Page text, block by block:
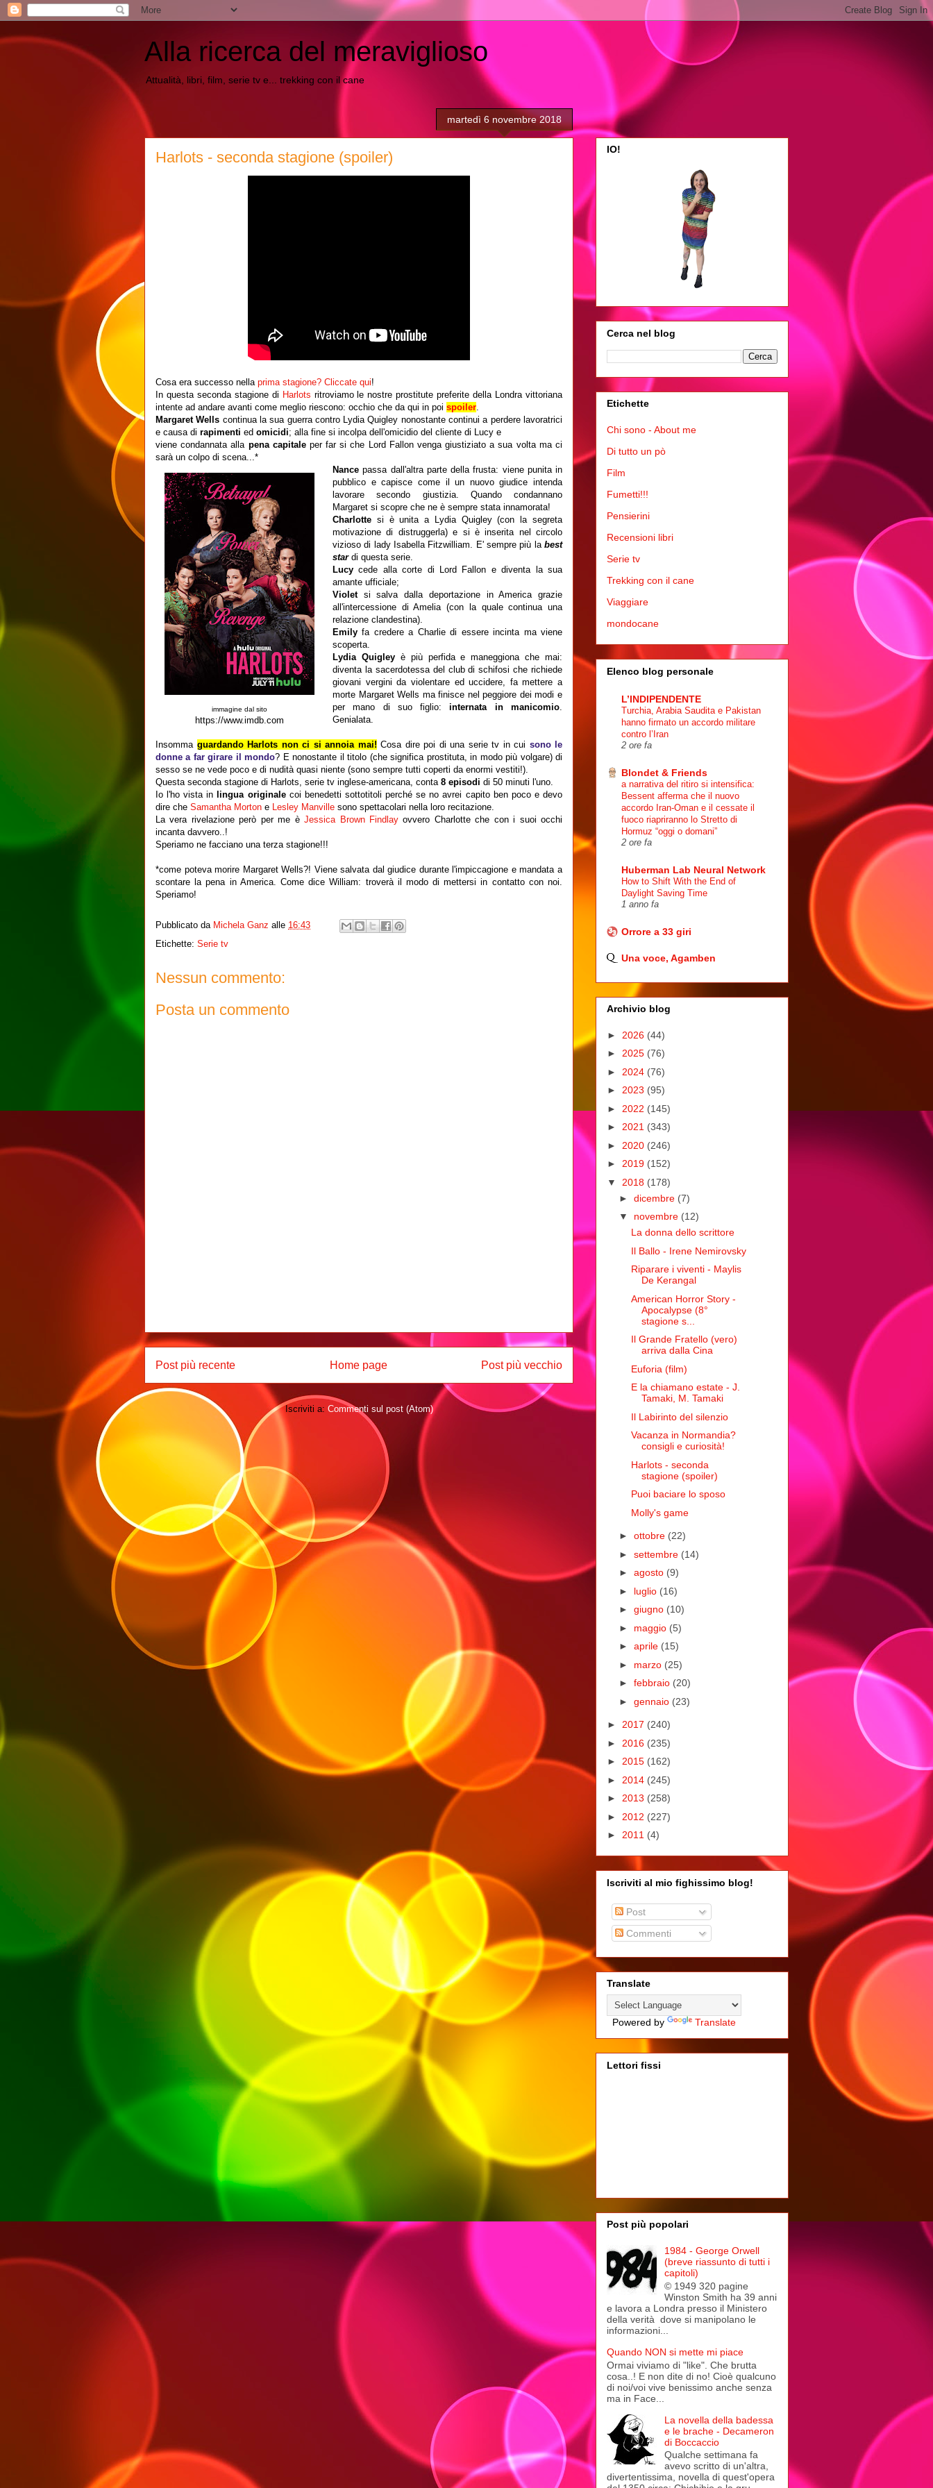
Alla ricerca del meraviglioso
Attualità, libri, film, serie tv e... trekking con il cane
martedì 6 novembre 2018
Harlots - seconda stagione (spoiler)
Cosa era successo nella prima stagione? Cliccate qui!
In questa seconda stagione di Harlots ritroviamo le nostre prostitute preferite della Londra vittoriana
intente ad andare avanti come meglio riescono: occhio che da qui in poi spoiler.
Margaret Wells continua la sua guerra contro Lydia Quigley nonostante continui a perdere lavoratrici
e causa di rapimenti ed omicidi; alla fine si incolpa dell'omicidio del cliente di Lucy e
viene condannata alla pena capitaleper far si che Lord Fallon venga giustiziato a sua volta ma ci
sarà un colpo di scena...*
immagine dal sito
https://www.imdb.com
Nancepassa dall'altra parte della frusta: viene punita in
pubblico e capisce come il un nuovo giudice intenda
lavorare secondo giustizia. Quando condannano
Margaret si scopre che ne è sempre stata innamorata!
Charlotte si è unita a Lydia Quigley (con la segreta
motivazione di distruggerla) e si è inserita nel circolo
vizioso di lady Isabella Fitzwilliam. E' sempre più labest
stardi questa serie.
Lucycede alla corte di Lord Fallon e diventa la sua
amante ufficiale;
Violet si salva dalla deportazione in America grazie
all'intercessione di Amelia (con la quale continua una
relazione clandestina).
Emilyfa credere a Charlie di essere incinta ma viene
scoperta.
Lydia Quigleyè più perfida e maneggiona che mai:
diventa la sacerdotessa del club di schifosi che richiede
giovani vergini da violentare ed uccidere, fa mettere a
morte Margaret Wells ma finisce nel peggiore dei modi e
per mano di suo figlio:internata in manicomio.
Genialata.
Insomma guardando Harlots non ci si annoia mai! Cosa dire poi di una serie tv in cui sono le
donne a far girare il mondo? E nonostante il titolo (che significa prostituta, in modo più volgare) di
sesso se ne vede poco e di nudità quasi niente (sono sempre tutti coperti da enormi vestiti!).
Questa seconda stagione di Harlots, serie tv inglese-americana, conta 8 episodi di 50 minuti l'uno.
Io l'ho vista in lingua originalecoi benedetti sottotitoli perché se no avrei capito ben poco e devo
dire che Samantha Morton e Lesley Manville sono spettacolari nella loro recitazione.
La vera rivelazione però per me èJessica Brown Findlayovvero Charlotte che con i suoi occhi
incanta davvero..!
Speriamo ne facciano una terza stagione!!!
*come poteva morire Margaret Wells?! Viene salvata dal giudice durante l'impiccagione e mandata a
scontare la pena in America. Come dice William: troverà il modo di mettersi in contatto con noi.
Speriamo!
Pubblicato da Michela Ganz alle 16:43
Etichette: Serie tv
Nessun commento:
Posta un commento
Post più recente Post più vecchio
Home page
Iscriviti a: Commenti sul post (Atom)
IO!
Cerca nel blog
Etichette
Chi sono - About me
Di tutto un pò
Film
Fumetti!!!
Pensierini
Recensioni libri
Serie tv
Trekking con il cane
Viaggiare
mondocane
Elenco blog personale
L’INDIPENDENTE
Turchia, Arabia Saudita e Pakistan
hanno firmato un accordo militare
contro l’Iran
2 ore fa
Blondet & Friends
a narrativa del ritiro si intensifica:
Bessent afferma che il nuovo
accordo Iran-Oman e il cessate il
fuoco riapriranno lo Stretto di
Hormuz “oggi o domani”
2 ore fa
Huberman Lab Neural Network
How to Shift With the End of
Daylight Saving Time
1 anno fa
Orrore a 33 giri
Una voce, Agamben
Archivio blog
► 2026 (44)
► 2025 (76)
► 2024 (76)
► 2023 (95)
► 2022 (145)
► 2021 (343)
► 2020 (246)
► 2019 (152)
▼ 2018 (178)
► dicembre (7)
▼ novembre (12)
La donna dello scrittore
Il Ballo - Irene Nemirovsky
Riparare i viventi - Maylis
De Kerangal
American Horror Story -
Apocalypse (8°
stagione s...
Il Grande Fratello (vero)
arriva dalla Cina
Euforia (film)
E la chiamano estate - J.
Tamaki, M. Tamaki
Il Labirinto del silenzio
Vacanza in Normandia?
consigli e curiosità!
Harlots - seconda
stagione (spoiler)
Puoi baciare lo sposo
Molly's game
► ottobre (22)
► settembre (14)
► agosto (9)
► luglio (16)
► giugno (10)
► maggio (5)
► aprile (15)
► marzo (25)
► febbraio (20)
► gennaio (23)
► 2017 (240)
► 2016 (235)
► 2015 (162)
► 2014 (245)
► 2013 (258)
► 2012 (227)
► 2011 (4)
Iscriviti al mio fighissimo blog!
Post
Commenti
Translate
Powered by Translate
Lettori fissi
Post più popolari
1984 - George Orwell
(breve riassunto di tutti i
capitoli)
© 1949 320 pagine
Winston Smith ha 39 anni
e lavora a Londra presso il Ministero
della verità dove si manipolano le
informazioni...
Quando NON si mette mi piace
Ormai viviamo di "like". Che brutta
cosa..! E non dite di no! Cioè qualcuno
di noi/voi vive benissimo anche senza
ma in Face...
La novella della badessa
e le brache - Decameron
di Boccaccio
Qualche settimana fa
avevo scritto di un'altra,
divertentissima, novella di quest'opera